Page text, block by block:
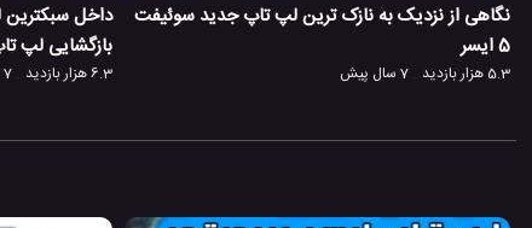
نگاهی از نزدیک به نازک ترین لپ تاپ جدید سوئیفت
5 ایسر
5.3 هزار بازدید 7 سال پیش
داخل سبکترین
بازگشایی لپ
6.3 هزار بازدید 7 سال پیش